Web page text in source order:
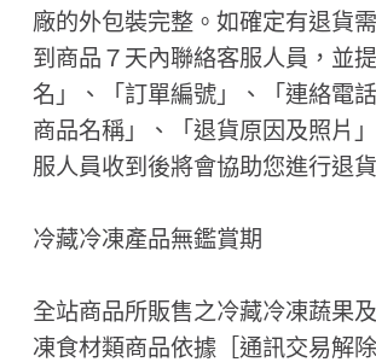
廠的外包裝完整。如確定有退貨
到商品７天內聯絡客服人員，並
名」、「訂單編號」、「連絡電
商品名稱」、「退貨原因及照片
服人員收到後將會協助您進行退貨
冷藏冷凍產品無鑑賞期
全站商品所販售之冷藏冷凍蔬果
凍食材類商品依據［通訊交易解